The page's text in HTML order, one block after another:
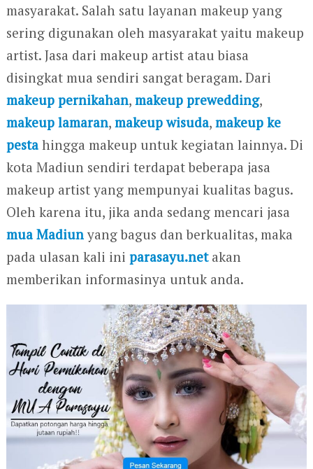
masyarakat. Salah satu layanan makeup yang
sering digunakan oleh masyarakat yaitu makeup
artist. Jasa dari makeup artist atau biasa
disingkat mua sendiri sangat beragam. Dari
makeup pernikahan, makeup prewedding,
makeup lamaran, makeup wisuda, makeup ke
pestahingga makeup untuk kegiatan lainnya. Di
kota Madiun sendiri terdapat beberapa jasa
makeup artist yang mempunyai kualitas bagus.
Oleh karena itu, jika anda sedang mencari jasa
mua Madiunyang bagus dan berkualitas, maka
pada ulasan kali ini parasayu.netakan
memberikan informasinya untuk anda.